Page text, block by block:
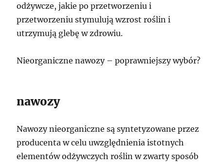
odżywcze, jakie po przetworzeniu i
przetworzeniu stymulują wzrost roślin i
utrzymują glebę w zdrowiu.
Nieorganiczne nawozy – poprawniejszy wybór?
nawozy
Nawozy nieorganiczne są syntetyzowane przez
producenta w celu uwzględnienia istotnych
elementów odżywczych roślin w zwarty sposób